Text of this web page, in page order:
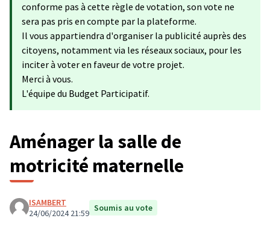
conforme pas à cette règle de votation, son vote ne
sera pas pris en compte par la plateforme.
Il vous appartiendra d'organiser la publicité auprès des
citoyens, notamment via les réseaux sociaux, pour les
inciter à voter en faveur de votre projet.
Merci à vous.
L'équipe du Budget Participatif.
Aménager la salle de
motricité maternelle
ISAMBERT
24/06/2024 21:59 Soumis au vote